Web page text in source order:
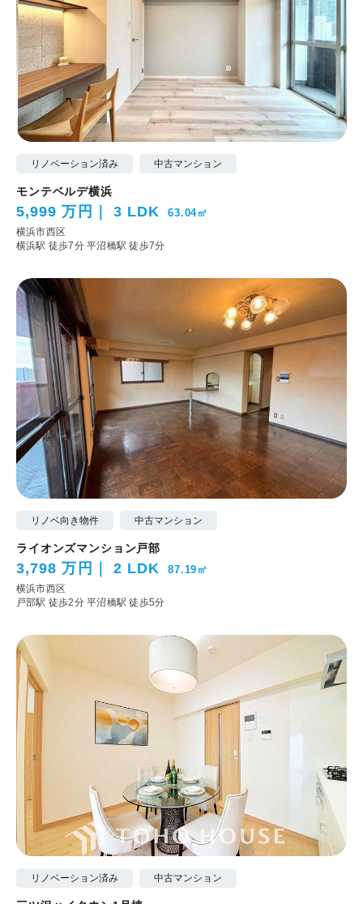
リノベーション済み 中古マンション
モンテベルデ横浜
5,999 万円 3 LDK 63.04㎡
横浜市西区
横浜駅 徒歩7分平沼橋駅 徒歩7分
リノベ向き物件 中古マンション
ライオンズマンション戸部
3,798 万円 2 LDK 87.19㎡
横浜市西区
戸部駅 徒歩2分平沼橋駅 徒歩5分
リノベーション済み 中古マンション